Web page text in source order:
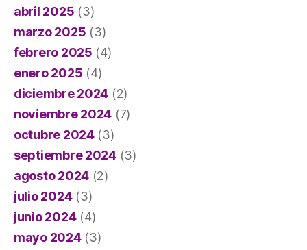
abril 2025 (3)
marzo 2025 (3)
febrero 2025 (4)
enero 2025 (4)
diciembre 2024 (2)
noviembre 2024 (7)
octubre 2024(3)
septiembre 2024(3)
agosto 2024 (2)
julio 2024(3)
junio 2024(4)
mayo 2024(3)